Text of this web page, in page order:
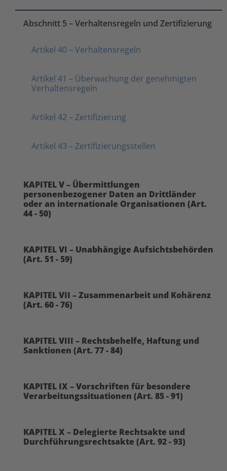
Abschnitt 5 – Verhaltensregeln und Zertifizierung
Artikel 40 – Verhaltensregeln
Artikel 41 – Überwachung der genehmigten
Verhaltensregeln
Artikel 42 – Zertifizierung
Artikel 43 – Zertifizierungsstellen
KAPITEL V – Übermittlungen
personenbezogener Daten an Drittländer
oder an internationale Organisationen (Art.
44 - 50)
KAPITEL VI – Unabhängige Aufsichtsbehörden
(Art. 51 - 59)
KAPITEL VII – Zusammenarbeit und Kohärenz
(Art. 60 - 76)
KAPITEL VIII – Rechtsbehelfe, Haftung und
Sanktionen (Art. 77 - 84)
KAPITEL IX – Vorschriften für besondere
Verarbeitungssituationen (Art. 85 - 91)
KAPITEL X – Delegierte Rechtsakte und
Durchführungsrechtsakte (Art. 92 - 93)